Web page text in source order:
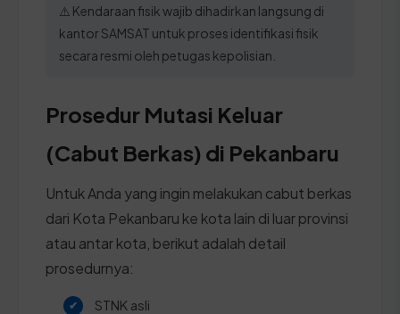
⚠️ Kendaraan fisik wajib dihadirkan langsung di
kantor SAMSAT untuk proses identifikasi fisik
secara resmi oleh petugas kepolisian.
Prosedur Mutasi Keluar
(Cabut Berkas) di Pekanbaru
Untuk Anda yang ingin melakukan cabut berkas
dari Kota Pekanbaru ke kota lain di luar provinsi
atau antar kota, berikut adalah detail
prosedurnya:
STNK asli